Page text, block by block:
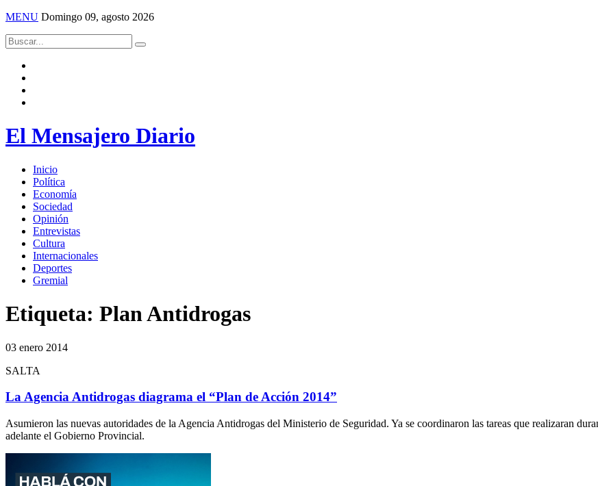
MENU Domingo 09, agosto 2026
El Mensajero Diario
Inicio
Política
Economía
Sociedad
Opinión
Entrevistas
Cultura
Internacionales
Deportes
Gremial
Etiqueta: Plan Antidrogas
03 enero 2014
SALTA
La Agencia Antidrogas diagrama el “Plan de Acción 2014”
Asumieron las nuevas autoridades de la Agencia Antidrogas del Ministerio de Seguridad. Ya se coordinaron las tareas que realizaran
adelante el Gobierno Provincial.